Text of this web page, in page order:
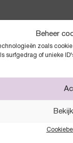
Beheer
zoals
surfgedrag of unieke